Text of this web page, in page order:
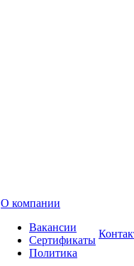
О компании
Вакансии
Сертификаты
Политика